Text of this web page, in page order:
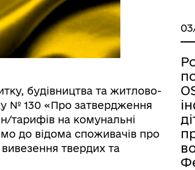
будівництва та житлово-
№ 130 «Про затвердження
тарифів на комунальні
до відома споживачів про
твердих та